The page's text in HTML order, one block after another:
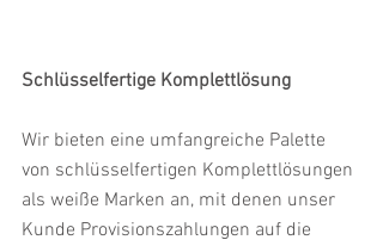
Schlüsselfertige Komplettlösung
Wir bieten eine umfangreiche Palette
von schlüsselfertigen Komplettlösungen
als weiße Marken an, mit denen unser
Kunde Provisionszahlungen auf die